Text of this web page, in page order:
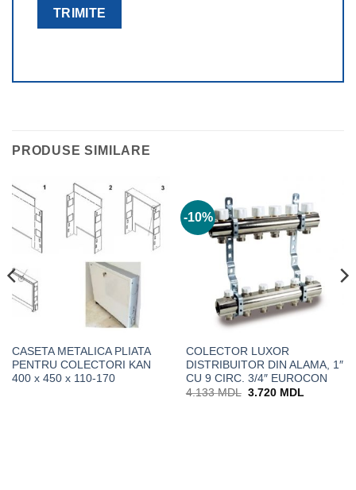
PRODUSE SIMILARE
CASETA METALICA PLIATA
PENTRU COLECTORI KAN
400 x 450 x 110-170
-10%
COLECTOR LUXOR
DISTRIBUITOR DIN ALAMA, 1″
CU 9 CIRC. 3/4″ EUROCON
4.133MDL Prețul
3.720 MDL